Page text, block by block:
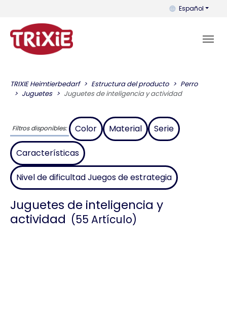
Puedes cambiar
Español
TRIXIE Heimtierbedarf Estructura del producto
Perro
Juguetes
Juguetes de inteligencia y actividad
Filtros disponibles: Color Material Serie
Características
Nivel de dificultad Juegos de estrategia
Juguetes de inteligencia y
actividad (55 Artículo)